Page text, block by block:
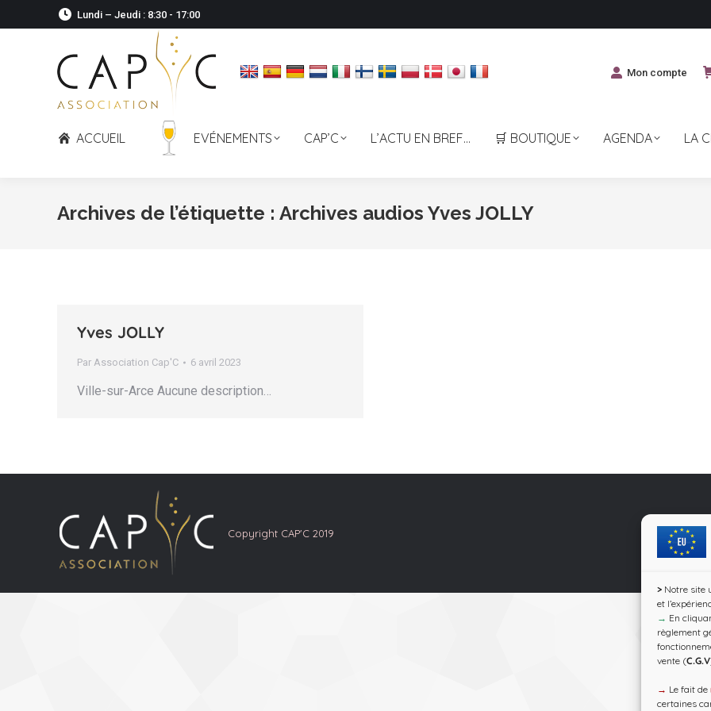
> Notre site
et
→ En
règlement
vente (C.G.V
→ Le fait de
certaines
Lundi – Jeudi : 8:30 - 17:00
Mon compte
ACCUEIL EVÉNEMENTS CAP’C L’ACTU EN BREF… 🛒 BOUTIQUE AGENDA LA
Archives de l’étiquette : Archives audios Yves JOLLY
Yves JOLLY
Par Association Cap'C 6 avril 2023
Ville-sur-Arce Aucune description…
Copyright CAP'C 2019